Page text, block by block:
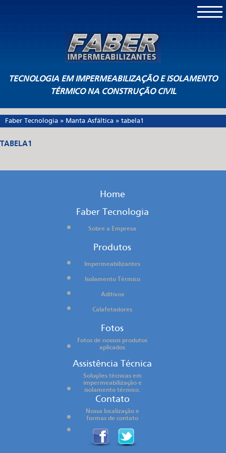
TECNOLOGIA EM IMPERMEABILIZAÇÃO E ISOLAMENTO
TÉRMICO NA CONSTRUÇÃO CIVIL
Faber Tecnologia » Manta Asfáltica » tabela1
TABELA1
Home
Faber Tecnologia
Sobre a Empresa
Produtos
Impermeabilizantes
Isolamento Térmico
Aditivos
Calafetadores
Fotos
Fotos de nossos produtos
aplicados
Assistência Técnica
Soluções técnicas em
impermeabilização e
isolamento térmico.
Contato
Nossa localização e
formas de contato